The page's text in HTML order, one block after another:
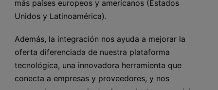
más países europeos y americanos (Estados
Unidos y Latinoamérica).
Además, la integración nos ayuda a mejorar la
oferta diferenciada de nuestra plataforma
tecnológica, una innovadora herramienta que
conecta a empresas y proveedores, y nos